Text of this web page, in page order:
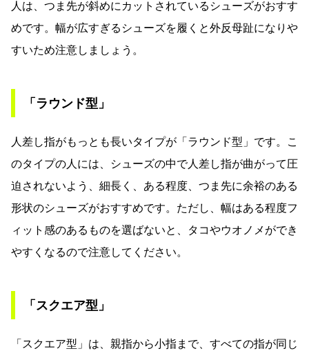
人は、つま先が斜めにカットされているシューズがおすす
めです。幅が広すぎるシューズを履くと外反母趾になりや
すいため注意しましょう。
「ラウンド型」
人差し指がもっとも長いタイプが「ラウンド型」です。こ
のタイプの人には、シューズの中で人差し指が曲がって圧
迫されないよう、細長く、ある程度、つま先に余裕のある
形状のシューズがおすすめです。ただし、幅はある程度フ
ィット感のあるものを選ばないと、タコやウオノメができ
やすくなるので注意してください。
「スクエア型」
「スクエア型」は、親指から小指まで、すべての指が同じ